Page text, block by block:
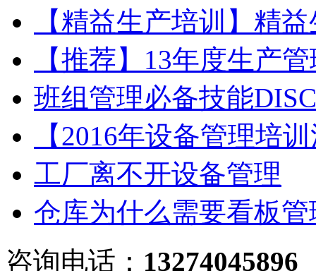
【精益生产培训】精
【推荐】13年度生产
班组管理必备技能DISC
【2016年设备管理培
工厂离不开设备管理
仓库为什么需要看板管
咨询电话： 13274045896